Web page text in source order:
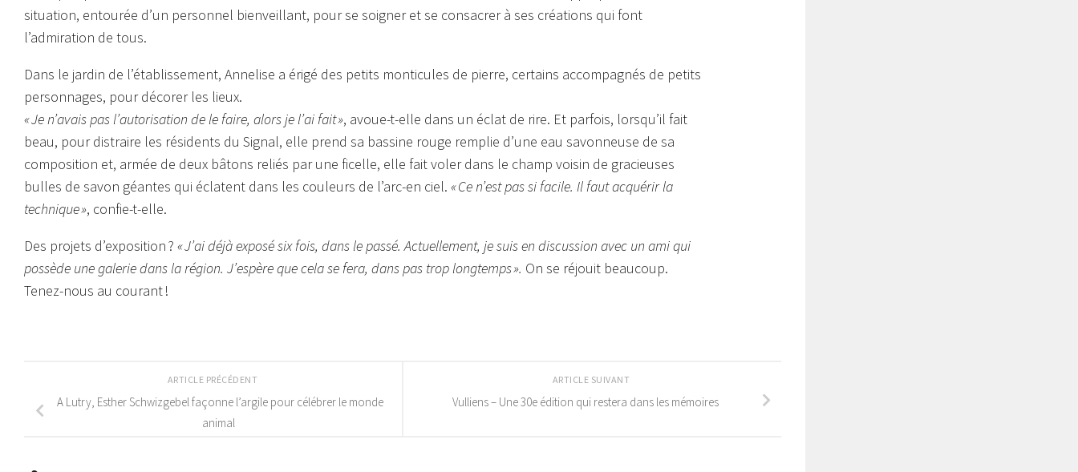
situation, entourée d’un personnel bienveillant, pour se soigner et se consacrer à ses créations qui font
l’admiration de tous.
Dans le jardin de l’établissement, Annelise a érigé des petits monticules de pierre, certains accompagnés de petits
personnages, pour décorer les lieux.
« Je n’avais pas l’autorisation de le faire, alors je l’ai fait », avoue-t-elle dans un éclat de rire. Et parfois, lorsqu’il fait
beau, pour distraire les résidents du Signal, elle prend sa bassine rouge remplie d’une eau savonneuse de sa
composition et, armée de deux bâtons reliés par une ficelle, elle fait voler dans le champ voisin de gracieuses
bulles de savon géantes qui éclatent dans les couleurs de l’arc-en ciel. « Ce n’est pas si facile. Il faut acquérir la
technique », confie-t-elle.
Des projets d’exposition ? « J’ai déjà exposé six fois, dans le passé. Actuellement, je suis en discussion avec un ami qui
possède une galerie dans la région. J’espère que cela se fera, dans pas trop longtemps ». On se réjouit beaucoup.
Tenez-nous au courant !
ARTICLE SUIVANT
Vulliens – Une 30e édition qui restera dans les mémoires
ARTICLE PRÉCÉDENT
A Lutry, Esther Schwizgebel façonne l’argile pour célébrer le monde
animal